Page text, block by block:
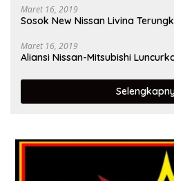
Maret 16, 2019
Sosok New Nissan Livina
Maret 16, 2019
Aliansi Nissan-Mitsubishi